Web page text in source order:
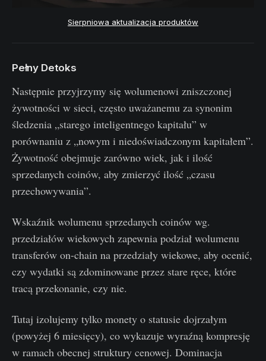
Sierpniowa aktualizacja produktów
Pełny Detoks
Następnie przyjrzymy się wolumenowi zniszczonej
żywotności w sieci, często uważanemu za synonim
śledzenia „starego inteligentnego kapitału” w
porównaniu z „nowym i niedoświadczonym kapitałem”.
Żywotność obejmuje zarówno wiek, jak i ilość
sprzedanych coinów, aby zmierzyć ilość „czasu
przechowywania”.
Wskaźnik wolumenu sprzedanych coinów wg.
przedziałów wiekowych zapewnia podział wolumenu
transferów on-chain na przedziały wiekowe, aby ocenić,
czy wydatki są zdominowane przez stare ręce, które
tracą przekonanie, czy nie.
Tutaj izolujemy tylko monety o statusie dojrzałym
(powyżej 6 miesięcy), co wykazuje wyraźną kompresję
w ramach obecnej struktury cenowej. Dominacja